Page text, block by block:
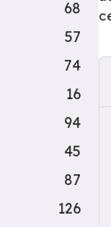
68
57
74
16
94
45
87
126